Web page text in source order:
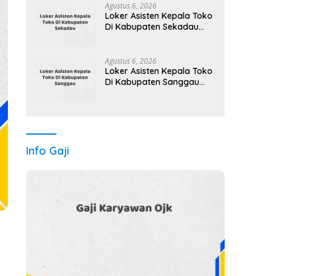
Agustus 6, 2026
Loker Asisten Kepala Toko
Di Kabupaten Sekadau
Agustus 6, 2026
Loker Asisten Kepala Toko
Di Kabupaten Sanggau
Info Gaji